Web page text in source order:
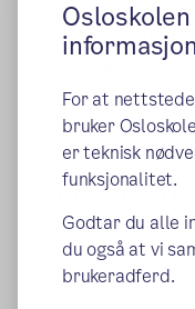
For at
bruker
er teknisk
funksjonalitet.
Godtar du alle
du også at vi
brukeradferd.
Utlån og
Jobb på
Ledige